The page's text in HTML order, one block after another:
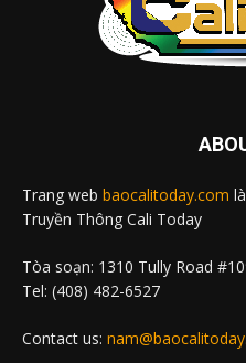
Trang web baocalitoday.com
Truyền Thông Cali Today
Tòa soạn: 1310 Tully Road
Tel: (408) 482-6527
Contact us: